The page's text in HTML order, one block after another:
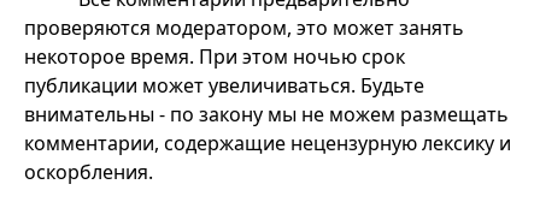
проверяются модератором, это может занять
некоторое время. При этом ночью срок
публикации может увеличиваться. Будьте
внимательны - по закону мы не можем размещать
комментарии, содержащие нецензурную лексику и
оскорбления.